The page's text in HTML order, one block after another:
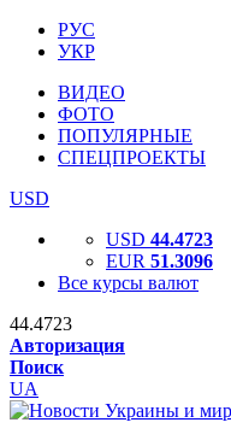
РУС
УКР
ВИДЕО
ФОТО
ПОПУЛЯРНЫЕ
СПЕЦПРОЕКТЫ
USD
USD 44.4723
EUR 51.3096
Все курсы валют
44.4723
Авторизация
Поиск
UA